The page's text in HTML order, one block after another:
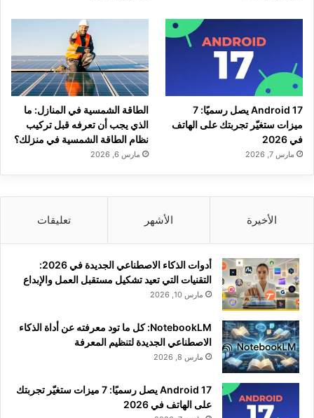
Android 17 يصل رسميًا: 7
ميزات ستغيّر تجربتك على الهاتف
في 2026
مارس 7, 2026
الطاقة الشمسية في المنازل: ما
الذي يجب أن تعرفه قبل تركيب
نظام الطاقة الشمسية في منزلك؟
مارس 6, 2026
الأخيرة الأشهر تعليقات
أدوات الذكاء الاصطناعي الجديدة في 2026:
التقنيات التي تعيد تشكيل مستقبل العمل والإبداع
مارس 10, 2026
NotebookLM: كل ما تود معرفته عن أداة الذكاء
الاصطناعي الجديدة لتنظيم المعرفة
مارس 8, 2026
Android 17 يصل رسميًا: 7 ميزات ستغيّر تجربتك
على الهاتف في 2026